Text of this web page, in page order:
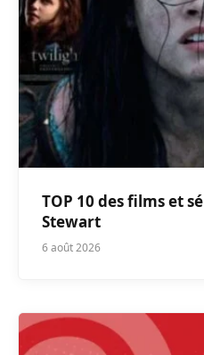
TOP 10 des films et
Stewart
6 août 2026